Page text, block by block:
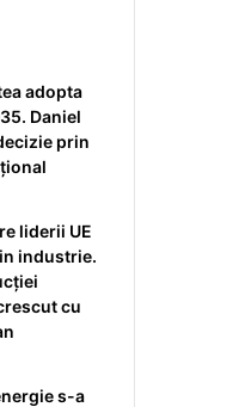
adopta
Daniel
prin
liderii UE
industrie.
cu
s-a